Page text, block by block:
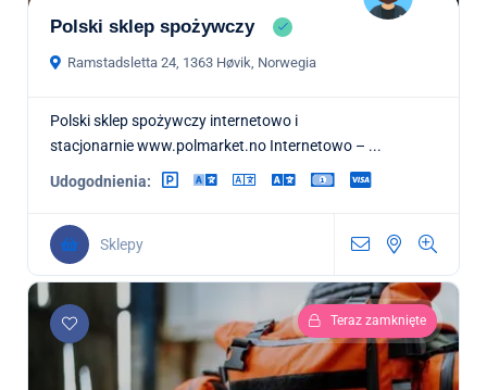
Polski sklep spożywczy
Ramstadsletta 24, 1363 Høvik, Norwegia
Polski sklep spożywczy internetowo i
stacjonarnie www.polmarket.no Internetowo – ...
Udogodnienia:
Sklepy
Teraz zamknięte